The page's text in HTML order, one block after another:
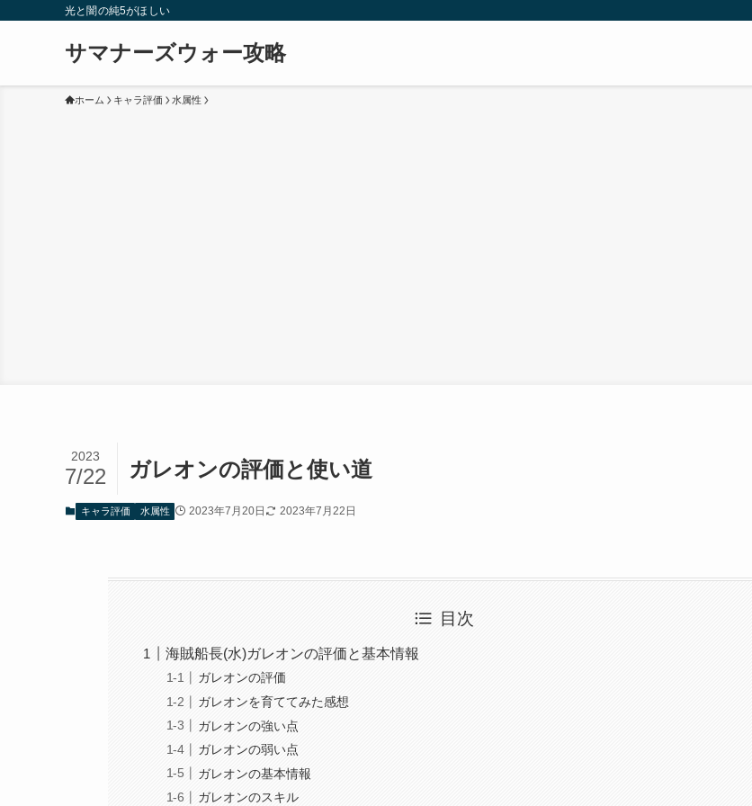
光と闇の純5がほしい
サマナーズウォー攻略
ホーム キャラ評価 水属性
ガレオンの評価と使い道
2023
7/22
キャラ評価 水属性 2023年7月20日 2023年7月22日
目次
海賊船長(水)ガレオンの評価と基本情報
ガレオンの評価
ガレオンを育ててみた感想
ガレオンの強い点
ガレオンの弱い点
ガレオンの基本情報
ガレオンのスキル